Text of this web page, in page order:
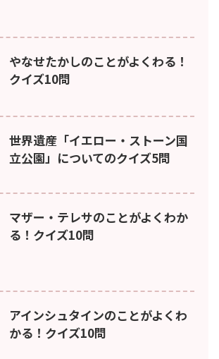
やなせたかしのことがよくわる！
クイズ10問
世界遺産「イエロー・ストーン国
立公園」についてのクイズ5問
マザー・テレサのことがよくわか
る！クイズ10問
アインシュタインのことがよくわ
かる！クイズ10問